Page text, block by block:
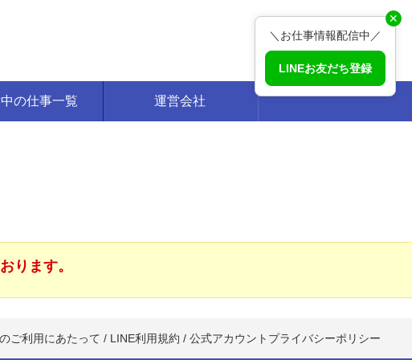
の仕事一覧 運営会社
ります。
ご利用にあたって / LINE利用規約 / 公式アカウントプライバシーポリシー
✕
＼お仕事情報配信中／
LINEお友だち登録